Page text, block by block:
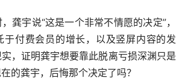
龚宇说“这是一个非常不情愿的决定”，
于付费会员的增长，以及竖屏内容的发
，证明龚宇想要靠此脱离亏损深渊只是
的龚宇，后悔那个决定了吗？